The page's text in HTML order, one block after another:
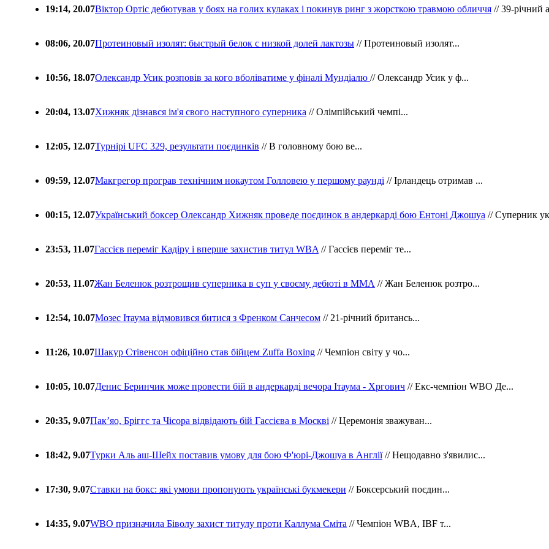
19:14, 20.07Віктор Ортіс дебютував у боях на голих кулаках і покинув ринг з жорсткою травмою обличчя // 39-річний
08:06, 20.07Протеиновый изолят: быстрый белок с низкой долей лактозы // Протеиновый изолят...
10:56, 18.07Олександр Усик розповів за кого вболіватиме у фіналі Мундіалю // Олександр Усик у ф...
20:04, 13.07Хижняк дізнався ім'я свого наступного суперника // Олімпійський чемпі...
12:05, 12.07Турнірі UFC 329, результати поєдинків // В головному бою ве...
09:59, 12.07Макгрегор програв технічним нокаутом Голловею у першому раунді // Ірландець отримав ...
00:15, 12.07Український боксер Олександр Хижняк проведе поєдинок в андеркарді бою Ентоні Джошуа // Суперник
23:53, 11.07Гассієв переміг Кадіру і вперше захистив титул WBA // Гассієв переміг те...
20:53, 11.07Жан Беленюк розтрощив суперника в суп у своєму дебюті в ММА // Жан Беленюк розтро...
12:54, 10.07Мозес Ітаума відмовився битися з Френком Санчесом // 21-річний британсь...
11:26, 10.07Шакур Стівенсон офіційно став бійцем Zuffa Boxing // Чемпіон світу у чо...
10:05, 10.07Денис Беринчик може провести бій в андеркарді вечора Ітаума - Хргович // Екс-чемпіон WBO Де...
20:35, 9.07Пакʼяо, Бріггс та Чісора відвідають бій Гассієва в Москві // Церемонія зважуван...
18:42, 9.07Турки Аль аш-Шейх поставив умову для бою Ф'юрі-Джошуа в Англії// Нещодавно з'явилис...
17:30, 9.07Ставки на бокс: які умови пропонують українські букмекери // Боксерський поєдин...
14:35, 9.07WBO призначила Біволу захист титулу проти Каллума Сміта // Чемпіон WBA, IBF т...